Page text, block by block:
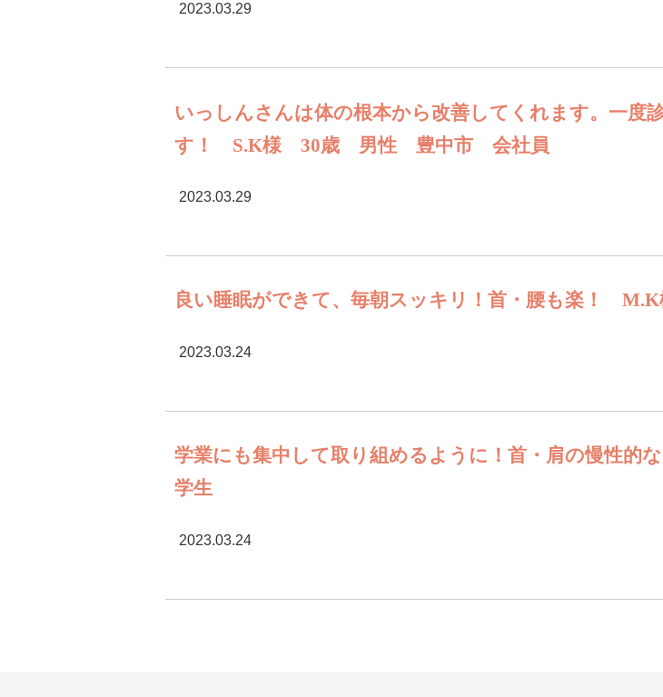
2023.03.29
いっしんさんは体の根本から改善してくれます。一度
す！ S.K様 30歳 男性 豊中市 会社員
2023.03.29
良い睡眠ができて、毎朝スッキリ！首・腰も楽！
2023.03.24
学業にも集中して取り組めるように！首・肩の慢
学生
2023.03.24